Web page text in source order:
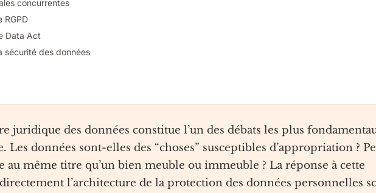
concurrentes
RGPD
Data Act
sécurité des données
juridique des données constitue l’un des débats les plus
données sont-elles des “choses” susceptibles d’appropriation ?
même titre qu’un bien meuble ou immeuble ? La réponse à cette
l’architecture de la protection des données personnelles